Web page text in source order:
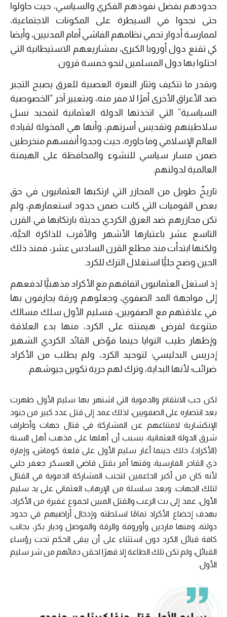
حدودهم بفضل نفوذهم الفكري والسياسي، حيث حاولوا
حتى نجحوا في السيطرة على المكونات الاجتماعية،
لممارسة أدوار تحمي نظامهم الفاشي أمام المدنيين، وأيضا
كي تقنع دول أوروبا الكبرى، بمشاريعهم الاستيطانية التي
احتلوا بها دول المسلمين لنحو خمسة قرون.
وبقدر ما تتكيف وتثار النعرة العصبية للعرق يصبح التجبر
ضد الأعراق الأخرى أمرًا لا مفر منه، وبتعبير آخر “الخصوصية
السياسية” التي اتخذتها الدولة العثمانية لتمجيد نسل
سلاطينهم وتقديس أسرتهم، وأنها هي المخولة لقيادة
العالم الإسلامي وما جاوره، حيث وجدوا أنفسهم منخرطين
ضمن مسار سياسي للنشوء والمحافظة على الهيمنة
العالمية لدولتهم.
تاريخٌ طويل من المجازر التي ارتكبها العثمانيون في حق
بعض القوميات التي كانت ضمن حدود استعمارهم، ولم
تكن مجازرهم ضد العرق الكردي حديثة بارتكابها في القرن
التاسع عشر باعتبارها الأشهر والأقرب للذاكرة الحيَّة،
ولكنها ابتدأت منذ مطلع القرن السادس عشر، فمنذ ذلك
الحين وضح جليًّا استغلال الترك للكرد.
إذ استغل العثمانيون اتفاقهم مع الأكراد مذهبيًّا لدفعهم
إلى مواجهة المد الصفوي، وجعلوهم ورقة يجازفون بها
في علاقتهم مع الصفويين، فسليم الأول سلك مسالك
متنوعة لفرض هيمنته على الكرد، منها بدء العلاقة
وإظهار طيب النوايا حينما فوّض القائد الكردي الشهير
إدريس البدليسي؛ لتوحيد الكرد، ولم يطلب من الأكراد
ضرائب؛ لأنها البداية، وترك لهم حرية تكوين جيوشهم.
لكن حب الانتقام والدموية التي اشتهر بها سليم الأول ظهرت
بعد انتصاره على الصفويين، لذلك عمد إلى قتل عدد كبير من جنود
الإنكشارية لامتناعهم عن المشاركة في قتال جهات وأطراف
شرق الدولة العثمانية، بسبب أن أهلها على مذهب أهل السنة
(الأكراد)، ذلك حينما أغار سليم الأول على قلعة كوماش، وإمارة
ذي القادر الفارسية، وقتها أمر بقتل قاضي العسكر جعفر جلبي
لأنه كان من أكبر الداعمين لتجنب المشاركة الدموية في القتال
لتلك الجهات. وبعد سلسلة من الإرهاب العثماني على يد سليم
الأول، عمد إلى بث الرعب والقتل المبين لجموع غفيرة من الأكراد،
بهدف إخضاع الأكراد تمامًا لسلطته وإدخال أراضيهم في حدود
دولته، ومنها ماردين وأوروفة والرقة والموصل وديار بكر، بجانب
كافة قبائل الكرد دون استثناء على أن يبقى الحكم تحت رؤساء
القبائل، ولم تكن تلك الطاعة إلا قهرًا لحقن دمائهم من شر سليم
الأول.